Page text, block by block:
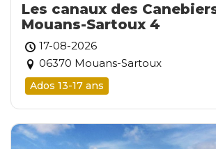
Les canaux des
Mouans-Sartoux 4
17-08-2026
06370 Mouans-Sartoux
Ados 13-17 ans